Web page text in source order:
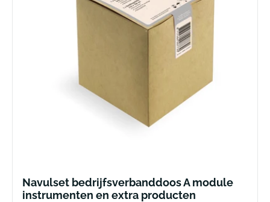
Navulset bedrijfsverbanddoos A module
instrumenten en extra producten